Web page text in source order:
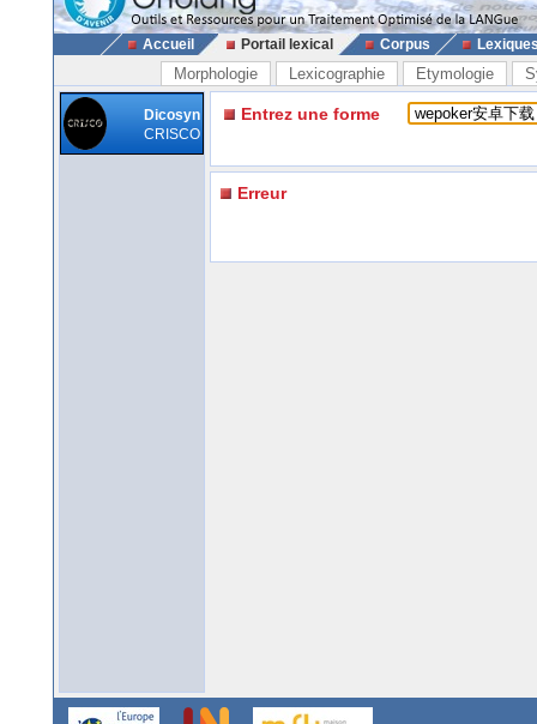
Accueil Portail lexical Corpus
Morphologie Lexicographie Etymologie
Dicosyn
CRISCO
Entrez une forme
Erreur